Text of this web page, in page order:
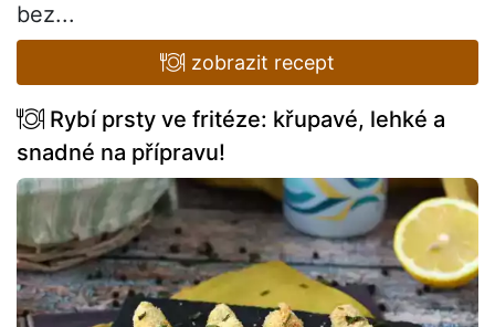
bez...
zobrazit recept
Rybí prsty ve fritéze: křupavé, lehké a
snadné na přípravu!